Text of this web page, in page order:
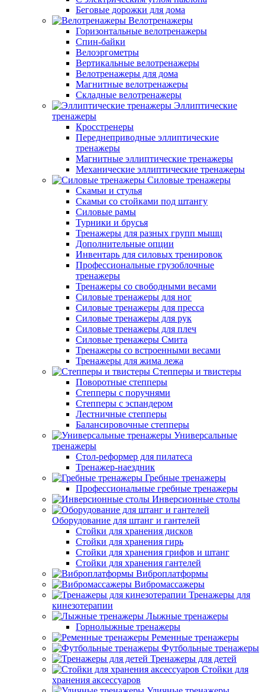
Беговые дорожки для дома
Велотренажеры
Горизонтальные велотренажеры
Спин-байки
Велоэргометры
Вертикальные велотренажеры
Велотренажеры для дома
Магнитные велотренажеры
Складные велотренажеры
Эллиптические
тренажеры
Кросстренеры
Переднеприводные эллиптические
тренажеры
Магнитные эллиптические тренажеры
Механические эллиптические тренажеры
Силовые тренажеры
Скамьи и стулья
Скамьи со стойками под штангу
Силовые рамы
Турники и брусья
Тренажеры для разных групп мышц
Дополнительные опции
Инвентарь для силовых тренировок
Профессиональные грузоблочные
тренажеры
Тренажеры со свободными весами
Силовые тренажеры для ног
Силовые тренажеры для пресса
Силовые тренажеры для рук
Силовые тренажеры для плеч
Силовые тренажеры Смита
Тренажеры со встроенными весами
Тренажеры для жима лежа
Степперы и твистеры
Поворотные степперы
Степперы с поручнями
Степперы с эспандером
Лестничные степперы
Балансировочные степперы
Универсальные
тренажеры
Стол-реформер для пилатеса
Тренажер-наездник
Гребные тренажеры
Профессиональные гребные тренажеры
Инверсионные столы
Оборудование для штанг и гантелей
Стойки для хранения дисков
Стойки для хранения гирь
Стойки для хранения грифов и штанг
Стойки для хранения гантелей
Виброплатформы
Вибромассажеры
Тренажеры для
кинезотерапии
Лыжные тренажеры
Горнолыжные тренажеры
Ременные тренажеры
Футбольные тренажеры
Тренажеры для детей
Стойки для
хранения аксессуаров